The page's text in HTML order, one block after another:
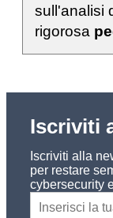
sull'analisi
rigorosa
Iscriviti
Iscriviti alla
per restare
cybersecurity